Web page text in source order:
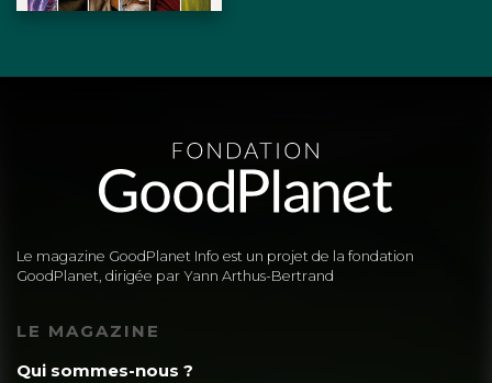
Le magazine GoodPlanet Info est un projet de la fondation
GoodPlanet, dirigée par Yann Arthus-Bertrand
LE MAGAZINE
Qui sommes-nous ?